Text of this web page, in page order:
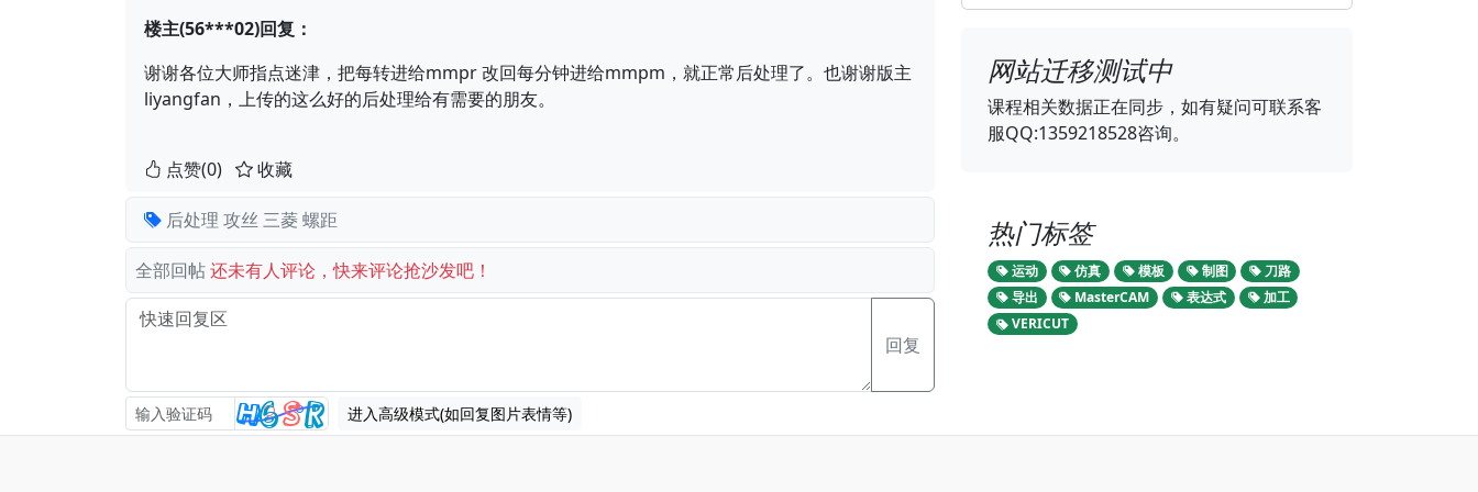
楼主(56***02)回复：
谢谢各位大师指点迷津，把每转进给mmpr 改回每分钟进给mmpm，就正常后处理了。也谢谢版主
liyangfan，上传的这么好的后处理给有需要的朋友。
点赞(0) 收藏
后处理 攻丝 三菱螺距
全部回帖还未有人评论，快来评论抢沙发吧！
回复
进入高级模式(如回复图片表情等)
网站迁移测试中
课程相关数据正在同步，如有疑问可联系客
服QQ:1359218528咨询。
热门标签
运动 仿真 模板 制图
刀路
导出
MasterCAM 表达式
加工
VERICUT